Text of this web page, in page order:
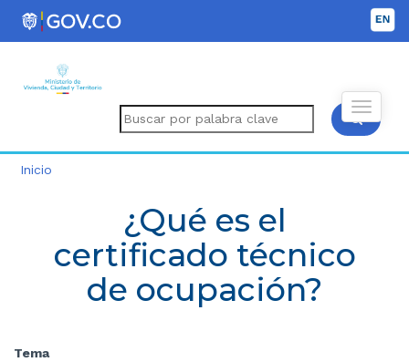
Inicio
¿Qué es el
certificado técnico
de ocupación?
Tema